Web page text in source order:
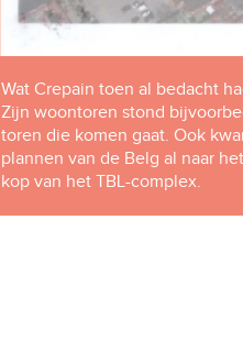
Wat Crepain toen al bedacht
Zijn woontoren stond
toren die komen gaat. Ook
plannen van de Belg al naar
kop van het TBL-complex.